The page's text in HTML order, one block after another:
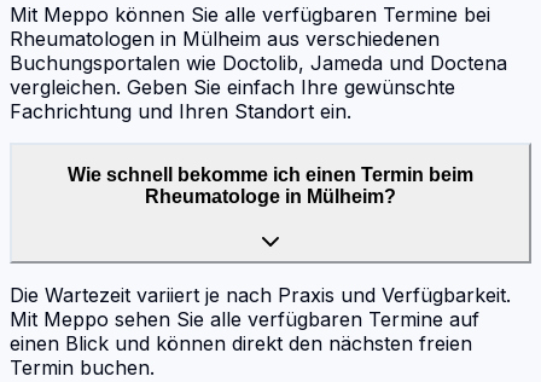
Mit Meppo können Sie alle verfügbaren Termine bei
Rheumatologen in Mülheim aus verschiedenen
Buchungsportalen wie Doctolib, Jameda und Doctena
vergleichen. Geben Sie einfach Ihre gewünschte
Fachrichtung und Ihren Standort ein.
Wie schnell bekomme ich einen Termin beim
Rheumatologe in Mülheim?
Die Wartezeit variiert je nach Praxis und Verfügbarkeit.
Mit Meppo sehen Sie alle verfügbaren Termine auf
einen Blick und können direkt den nächsten freien
Termin buchen.